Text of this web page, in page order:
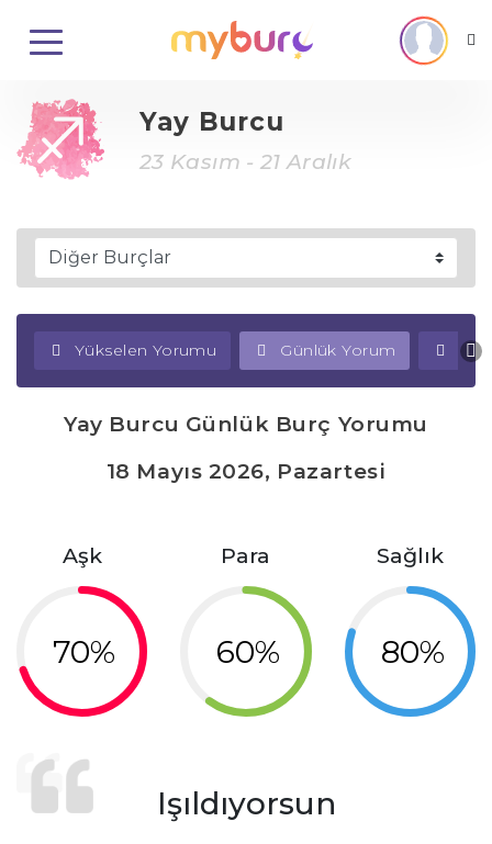
Yay Burcu
23 Kasım - 21 Aralık
Yükselen Yorumu Günlük Yorum
Yay Burcu Günlük Burç Yorumu
18 Mayıs 2026, Pazartesi
Aşk
70%
Para
60%
Sağlık
80%
Işıldıyorsun